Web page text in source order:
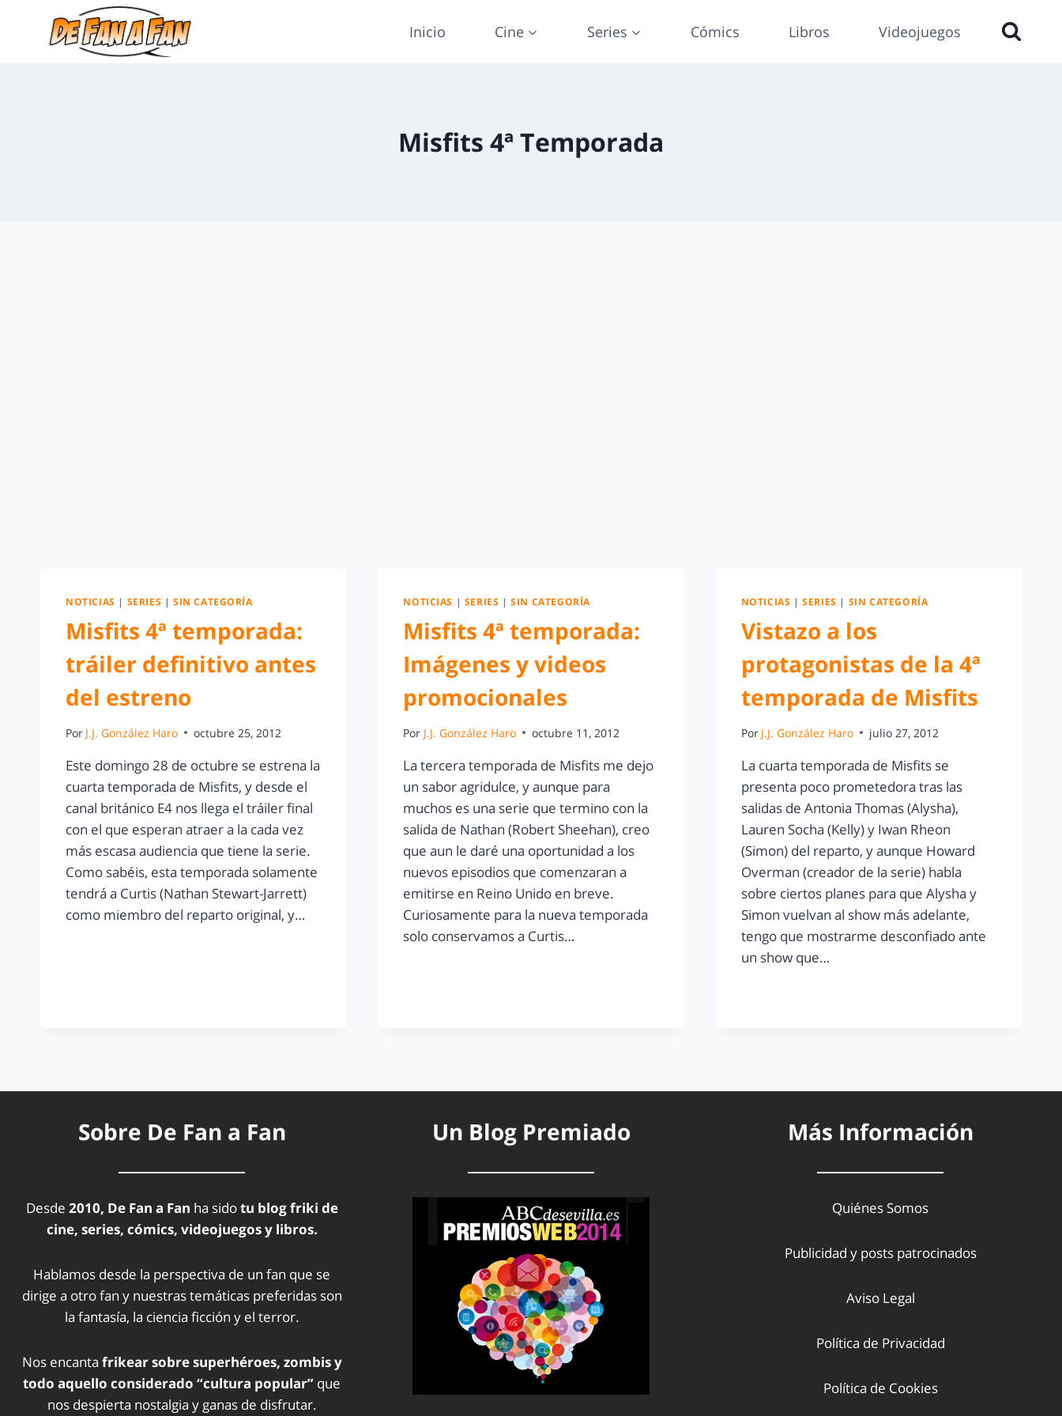
Inicio Cine Series Cómics Libros Videojuegos
Misfits 4ª Temporada
NOTICIAS | SERIES | SIN CATEGORÍA
Misfits 4ª temporada:
tráiler definitivo antes
del estreno
Por J.J. González Haro octubre 25, 2012
Este domingo 28 de octubre se estrena la
cuarta temporada de Misfits, y desde el
canal británico E4 nos llega el tráiler final
con el que esperan atraer a la cada vez
más escasa audiencia que tiene la serie.
Como sabéis, esta temporada solamente
tendrá a Curtis (Nathan Stewart-Jarrett)
como miembro del reparto original, y…
NOTICIAS | SERIES |SIN CATEGORÍA
Misfits 4ª temporada:
Imágenes y videos
promocionales
Por J.J. González Haro octubre 11, 2012
La tercera temporada de Misfits me dejo
un sabor agridulce, y aunque para
muchos es una serie que termino con la
salida de Nathan (Robert Sheehan), creo
que aun le daré una oportunidad a los
nuevos episodios que comenzaran a
emitirse en Reino Unido en breve.
Curiosamente para la nueva temporada
solo conservamos a Curtis…
NOTICIAS |SERIES | SIN CATEGORÍA
Vistazo a los
protagonistas de la 4ª
temporada de Misfits
Por J.J. González Haro julio 27, 2012
La cuarta temporada de Misfits se
presenta poco prometedora tras las
salidas de Antonia Thomas (Alysha),
Lauren Socha (Kelly) y Iwan Rheon
(Simon) del reparto, y aunque Howard
Overman (creador de la serie) habla
sobre ciertos planes para que Alysha y
Simon vuelvan al show más adelante,
tengo que mostrarme desconfiado ante
un show que…
Sobre De Fan a Fan
Desde 2010, De Fan a Fan ha sidotu blog friki de
cine, series, cómics, videojuegos y libros.
Hablamos desde la perspectiva de un fan que se
dirige a otro fan y nuestras temáticas preferidas son
la fantasía, la ciencia ficción y el terror.
Nos encanta frikear sobre superhéroes, zombis y
todo aquello considerado “cultura popular” que
nos despierta nostalgia y ganas de disfrutar.
Un Blog Premiado Más Información
Quiénes Somos
Publicidad y posts patrocinados
Aviso Legal
Política de Privacidad
Política de Cookies